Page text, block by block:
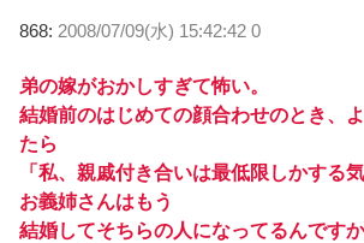
868: 2008/07/09(水) 15:42:42 0
弟の嫁がおかしすぎて怖い。
結婚前のはじめての顔合わせのとき、
たら
「私、親戚付き合いは最低限しかする
お義姉さんはもう
結婚してそちらの人になってるんです